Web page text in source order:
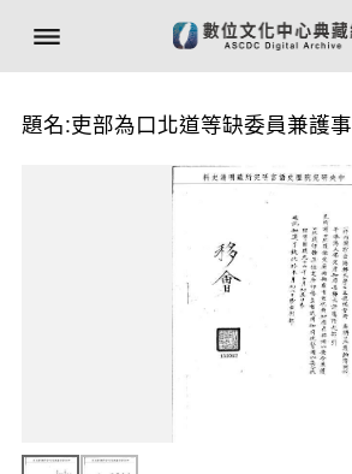
題名:吏部為口北道等缺委員兼護事